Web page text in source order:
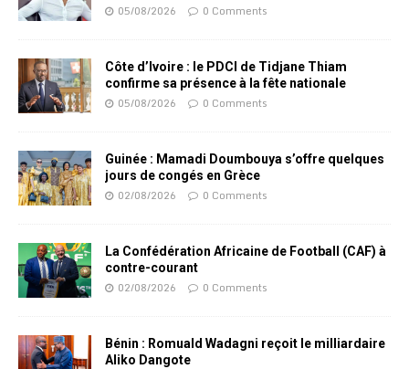
05/08/2026 0 Comments
Côte d’Ivoire : le PDCI de Tidjane Thiam
confirme sa présence à la fête nationale
05/08/2026 0 Comments
Guinée : Mamadi Doumbouya s’offre quelques
jours de congés en Grèce
02/08/2026 0 Comments
La Confédération Africaine de Football (CAF) à
contre-courant
02/08/2026 0 Comments
Bénin : Romuald Wadagni reçoit le milliardaire
Aliko Dangote